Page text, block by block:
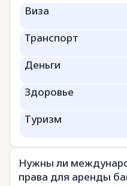
Виза
Транспорт
Деньги
Здоровье
Туризм
Нужны ли
права для аренды